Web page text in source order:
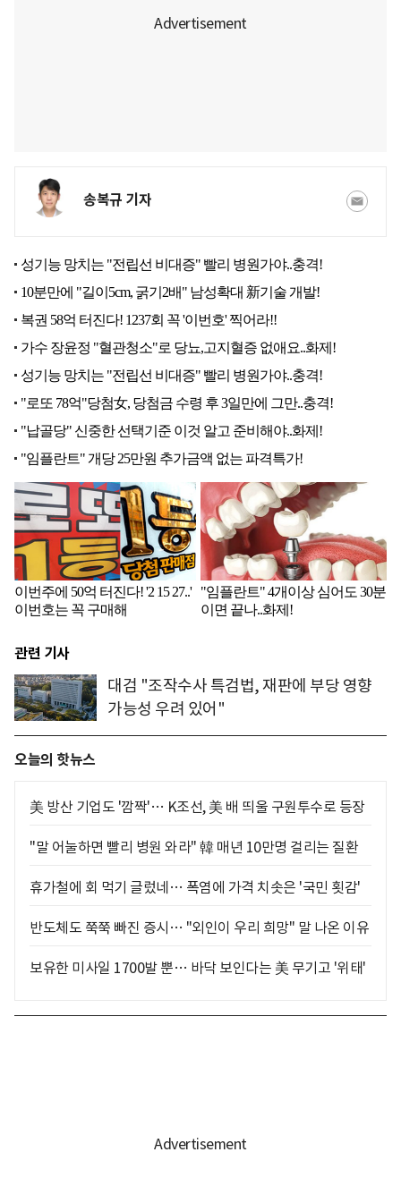
송복규 기자
관련 기사
대검 "조작수사 특검법, 재판에 부당 영향
가능성 우려 있어"
오늘의 핫뉴스
美 방산 기업도 '깜짝'… K조선, 美 배 띄울 구원투수로 등장
"말 어눌하면 빨리 병원 와라" 韓 매년 10만명 걸리는 질환
휴가철에 회 먹기 글렀네… 폭염에 가격 치솟은 '국민 횟감'
반도체도 쭉쭉 빠진 증시… "외인이 우리 희망" 말 나온 이유
보유한 미사일 1700발 뿐… 바닥 보인다는 美 무기고 '위태'